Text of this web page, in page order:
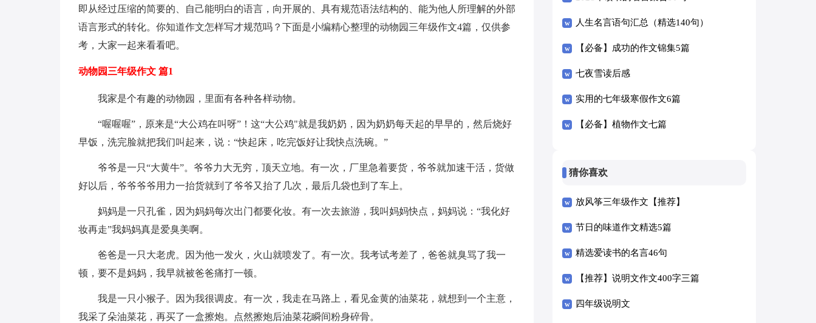
即从经过压缩的简要的、自己能明白的语言，向开展的、具有规范语法结构的、能为他人所理解的外部
语言形式的转化。你知道作文怎样写才规范吗？下面是小编精心整理的动物园三年级作文4篇，仅供参
考，大家一起来看看吧。
动物园三年级作文 篇1
我家是个有趣的动物园，里面有各种各样动物。
“喔喔喔”，原来是“大公鸡在叫呀”！这“大公鸡"就是我奶奶，因为奶奶每天起的早早的，然后烧好
早饭，洗完脸就把我们叫起来，说：“快起床，吃完饭好让我快点洗碗。”
爷爷是一只“大黄牛”。爷爷力大无穷，顶天立地。有一次，厂里急着要货，爷爷就加速干活，货做
好以后，爷爷爷爷用力一抬货就到了爷爷又抬了几次，最后几袋也到了车上。
妈妈是一只孔雀，因为妈妈每次出门都要化妆。有一次去旅游，我叫妈妈快点，妈妈说：“我化好
妆再走”我妈妈真是爱臭美啊。
爸爸是一只大老虎。因为他一发火，火山就喷发了。有一次。我考试考差了，爸爸就臭骂了我一
顿，要不是妈妈，我早就被爸爸痛打一顿。
我是一只小猴子。因为我很调皮。有一次，我走在马路上，看见金黄的油菜花，就想到一个主意，
我采了朵油菜花，再买了一盒擦炮。点然擦炮后油菜花瞬间粉身碎骨。
人生名言语句汇总（精选140句）
【必备】成功的作文锦集5篇
七夜雪读后感
实用的七年级寒假作文6篇
【必备】植物作文七篇
猜你喜欢
放风筝三年级作文【推荐】
节日的味道作文精选5篇
精选爱读书的名言46句
【推荐】说明文作文400字三篇
四年级说明文